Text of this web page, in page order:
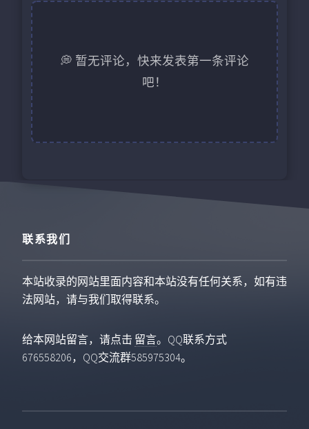
💭 暂无评论，快来发表第一条评论
吧！
联系我们
本站收录的网站里面内容和本站没有任何关系，如有违
法网站，请与我们取得联系。
给本网站留言，请点击 留言。QQ联系方式
676558206，QQ交流群585975304。